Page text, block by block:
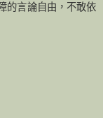
的言論自由，不敢依